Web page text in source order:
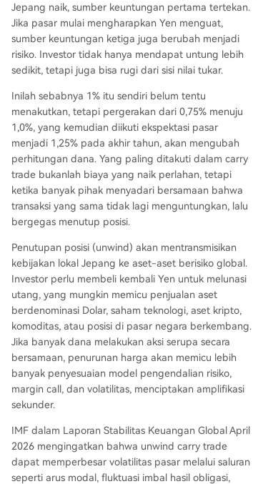
Jepang naik, sumber keuntungan pertama tertekan.
Jika pasar mulai mengharapkan Yen menguat,
sumber keuntungan ketiga juga berubah menjadi
risiko. Investor tidak hanya mendapat untung lebih
sedikit, tetapi juga bisa rugi dari sisi nilai tukar.
Inilah sebabnya 1% itu sendiri belum tentu
menakutkan, tetapi pergerakan dari 0,75% menuju
1,0%, yang kemudian diikuti ekspektasi pasar
menjadi 1,25% pada akhir tahun, akan mengubah
perhitungan dana. Yang paling ditakuti dalam carry
trade bukanlah biaya yang naik perlahan, tetapi
ketika banyak pihak menyadari bersamaan bahwa
transaksi yang sama tidak lagi menguntungkan, lalu
bergegas menutup posisi.
Penutupan posisi (unwind) akan mentransmisikan
kebijakan lokal Jepang ke aset-aset berisiko global.
Investor perlu membeli kembali Yen untuk melunasi
utang, yang mungkin memicu penjualan aset
berdenominasi Dolar, saham teknologi, aset kripto,
komoditas, atau posisi di pasar negara berkembang.
Jika banyak dana melakukan aksi serupa secara
bersamaan, penurunan harga akan memicu lebih
banyak penyesuaian model pengendalian risiko,
margin call, dan volatilitas, menciptakan amplifikasi
sekunder.
IMF dalam Laporan Stabilitas Keuangan Global April
2026 mengingatkan bahwa unwind carry trade
dapat memperbesar volatilitas pasar melalui saluran
seperti arus modal, fluktuasi imbal hasil obligasi,